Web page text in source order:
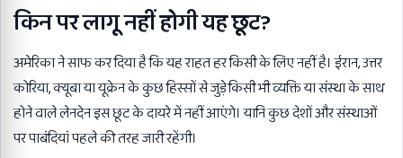
किन पर लागू नहीं होगी यह छूट?
अमेरिका ने साफ कर दिया है कि यह राहत हर किसी के लिए नहीं है।ईरान, उत्तर
कोरिया, क्यूबा या यूक्रेन के कुछ हिस्सों से जुड़े किसी भी व्यक्ति या संस्था के साथ
होने वाले लेनदेन इस छूट के दायरे में नहीं आएंगे। यानि कुछ देशों और संस्थाओं
पर पाबंदियां पहले की तरह जारी रहेंगी।